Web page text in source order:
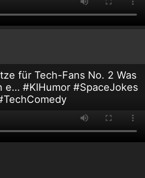
für Tech-Fans No. 2 Was
e… #KIHumor #SpaceJokes